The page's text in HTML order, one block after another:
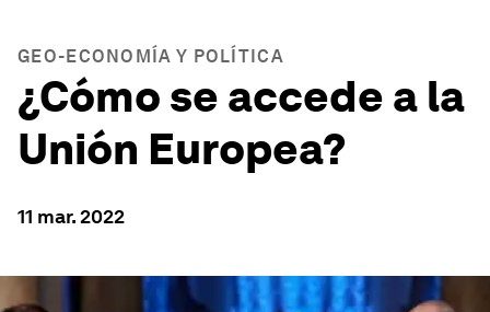
GEO-ECONOMÍA Y POLÍTICA
¿Cómo se accede a la
Unión Europea?
11 mar. 2022